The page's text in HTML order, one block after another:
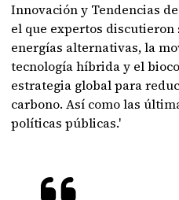
Innovación y Tendencias
el que expertos
energías alternativas, la
tecnología híbrida y el
estrategia global para
carbono. Así como las
políticas públicas.'